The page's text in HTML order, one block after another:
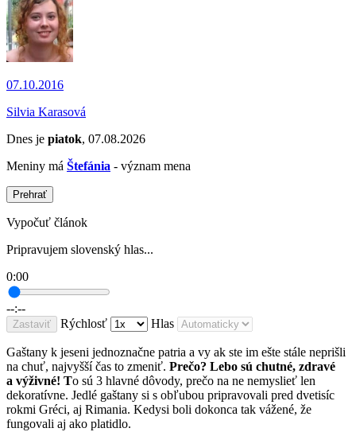
07.10.2016
Silvia Karasová
Dnes je piatok, 07.08.2026
Meniny má Štefánia - význam mena
Prehrať
Vypočuť článok
Pripravujem slovenský hlas...
0:00
--:--
Zastaviť Rýchlosť Hlas
Gaštany k jeseni jednoznačne patria a vy ak ste im ešte stále neprišli
na chuť, najvyšší čas to zmeniť. Prečo? Lebo sú chutné, zdravé
a výživné! To sú 3 hlavné dôvody, prečo na ne nemyslieť len
dekoratívne. Jedlé gaštany si s obľubou pripravovali pred dvetisíc
rokmi Gréci, aj Rimania. Kedysi boli dokonca tak vážené, že
fungovali aj ako platidlo.